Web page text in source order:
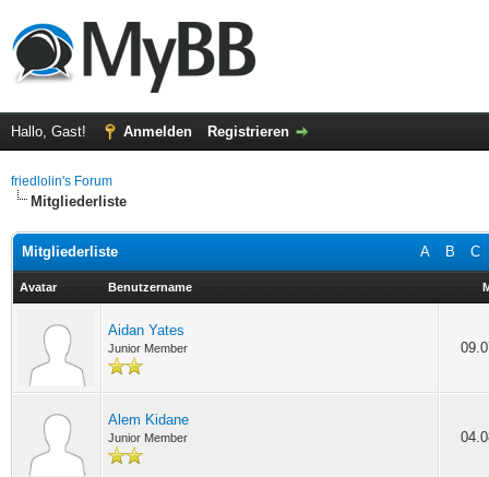
Hallo, Gast! Anmelden Registrieren
friedlolin's Forum
Mitgliederliste
A B C
Mitgliederliste
Avatar Benutzername
Aidan Yates
Junior Member
Alem Kidane
Junior Member